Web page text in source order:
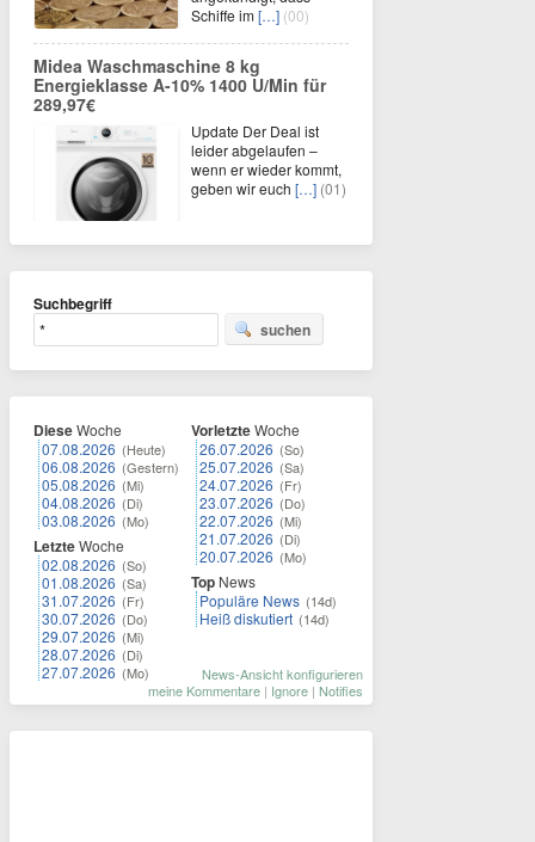
Schiffe im[…] (00)
Midea Waschmaschine 8 kg
Energieklasse A-10% 1400 U/Min für
289,97€
Update Der Deal ist
leider abgelaufen –
wenn er wieder kommt,
geben wir euch […] (01)
Suchbegriff
suchen
DieseWoche
07.08.2026 (Heute)
06.08.2026 (Gestern)
05.08.2026 (Mi)
04.08.2026 (Di)
03.08.2026 (Mo)
LetzteWoche
02.08.2026 (So)
01.08.2026 (Sa)
31.07.2026 (Fr)
30.07.2026 (Do)
29.07.2026 (Mi)
28.07.2026 (Di)
27.07.2026 (Mo)
VorletzteWoche
26.07.2026 (So)
25.07.2026 (Sa)
24.07.2026 (Fr)
23.07.2026 (Do)
22.07.2026 (Mi)
21.07.2026 (Di)
20.07.2026 (Mo)
Top News
Populäre News (14d)
Heiß diskutiert (14d)
News-Ansicht konfigurieren
meine Kommentare | Ignore | Notifies